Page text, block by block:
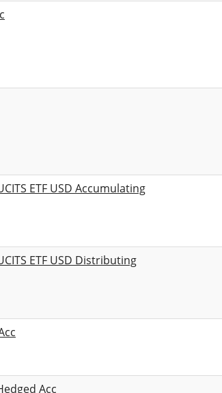
ETF USD Accumulating
ETF USD Distributing
Acc